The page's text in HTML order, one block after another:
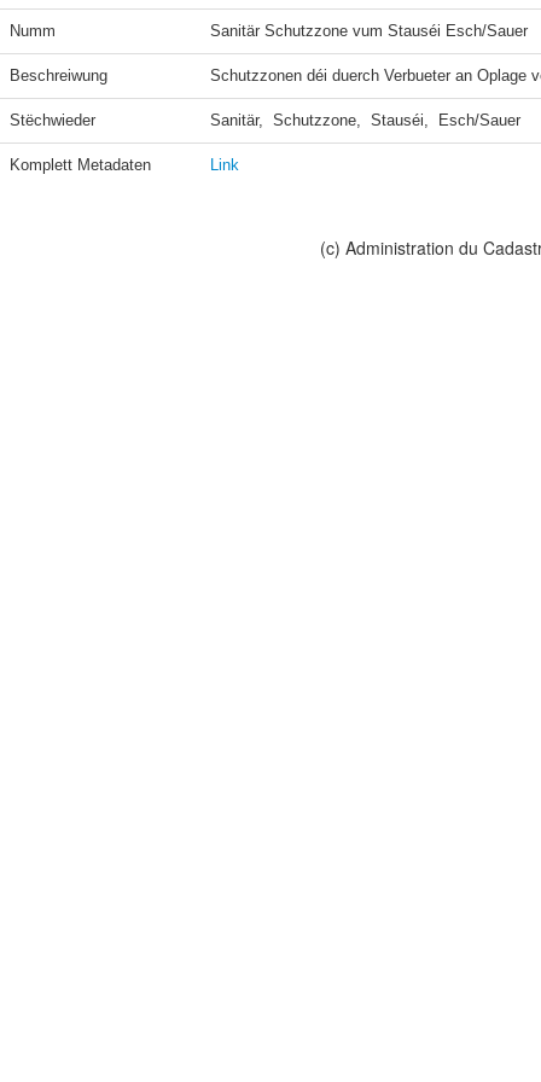
Numm Sanitär Schutzzone vum Stauséi Esch/Sauer
Beschreiwung Schutzzonen déi duerch Verbueter an Oplage
Stëchwieder Sanitär,  Schutzzone,  Stauséi,  Esch/Sauer
Komplett Metadaten Link
(c) Administration du